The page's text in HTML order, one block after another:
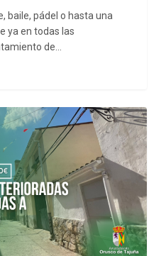
baile, pádel o hasta una
ya en todas las
de…